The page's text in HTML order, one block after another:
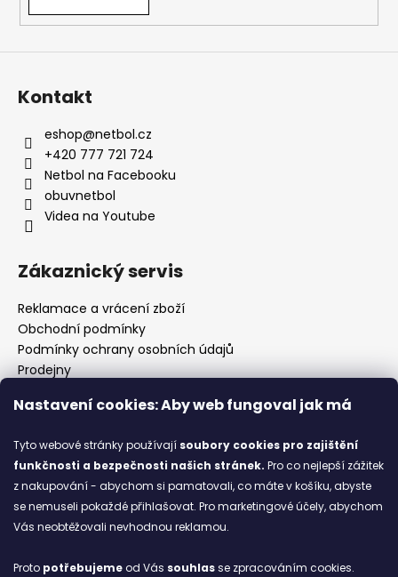
Nastavení cookies: Aby web fungoval jak má
Tyto webové stránky používají soubory cookies pro zajištění
funkčnosti a bezpečnosti našich stránek. Pro co nejlepší zážitek
z nakupování - abychom si pamatovali, co máte v košíku, abyste
se nemuseli pokaždé přihlašovat. Pro marketingové účely, abychom
Vás neobtěžovali nevhodnou reklamou.
Proto potřebujemeod Vás souhlasse zpracováním cookies.
Kontakt
eshop@netbol.cz
+420 777 721 724
Netbol na Facebooku
obuvnetbol
Videa na Youtube
Zákaznický servis
Reklamace a vrácení zboží
Obchodní podmínky
Podmínky ochrany osobních údajů
Prodejny
Značky
Blog
Ze starých bot staronové